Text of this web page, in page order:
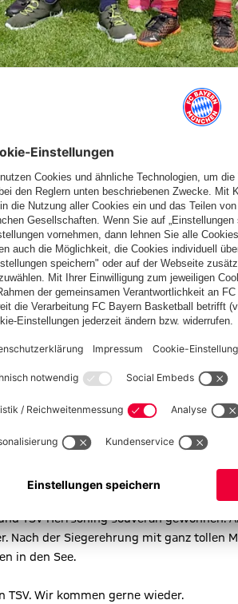
Lebensraum und probierten
München in Unterhaching mussten
die Zeit in der Halle vertreiben – Regen
frische Luft. In der Vorrunde konnten
dann in den beiden Spiele gegen HT
geschlagen geben. In der Finalrunde
von HT München III trafen, die diesmal
der Spaß, den alle hatten, und die
für ein wirklich tolles Turnier.
lag direkt am Ammersee – haben
geübt wurde. Mit einer soliden
Angriff und immer einen Blick für
TSV Herrsching souverän gewonnen.
Nach der Siegerehrung mit ganz tollen
in den See.
TSV. Wir kommen gerne wieder.